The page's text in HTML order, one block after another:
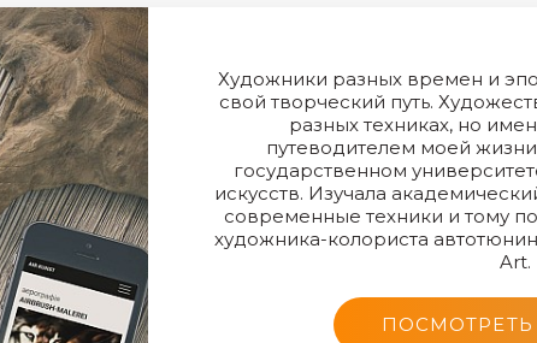
Художники разных времен и
свой творческий путь.
разных техниках, но
путеводителем моей
государственном
искусств. Изучала
современные техники и тому
художника-колориста
Art.
ПОСМОТРЕТЬ